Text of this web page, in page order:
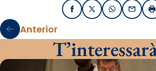
FacebookX / TwitterWhatsApp
Email
Anterior